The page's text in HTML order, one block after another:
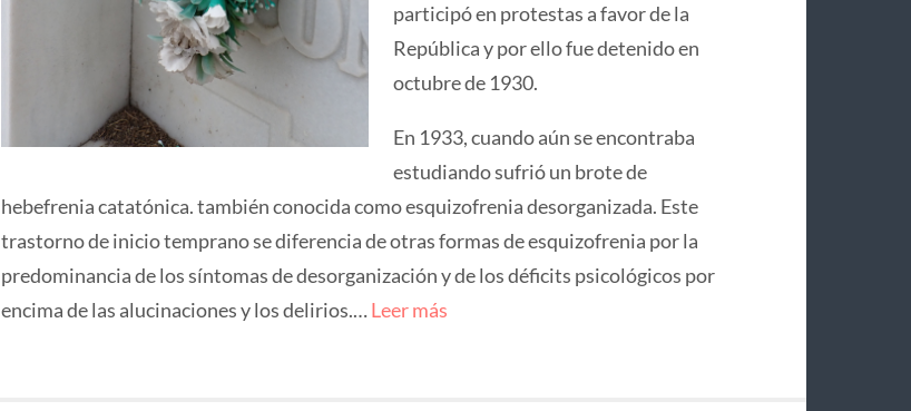
participó en protestas a favor de la
República y por ello fue detenido en
octubre de 1930.
En 1933, cuando aún se encontraba
estudiando sufrió un brote de
hebefrenia catatónica. también conocida como esquizofrenia desorganizada. Este
trastorno de inicio temprano se diferencia de otras formas de esquizofrenia por la
predominancia de los síntomas de desorganización y de los déficits psicológicos por
encima de las alucinaciones y los delirios.…Leer más